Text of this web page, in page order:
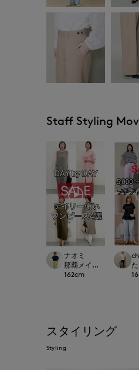
Staff Styling
ナオミ
那覇メインプレイス
162cm
スタイリング
Styling